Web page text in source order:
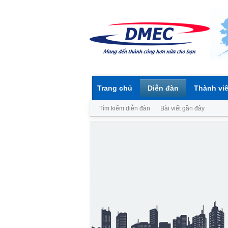
Trang chủ Diễn đàn
Tìm kiếm diễn đàn Bài viết gần đây
Thành